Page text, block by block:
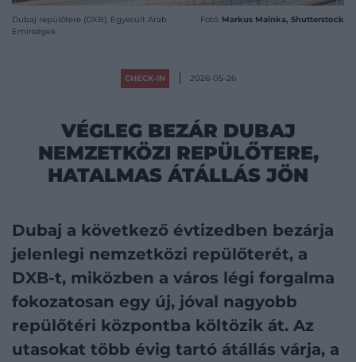
Dubaj repülőtere (DXB), Egyesült Arab
Emírségek
Fotó: Markus Mainka, Shutterstock
CHECK-IN 2026-05-26
VÉGLEG BEZÁR DUBAJ
NEMZETKÖZI REPÜLŐTERE,
HATALMAS ÁTÁLLÁS JÖN
Dubaj a következő évtizedben bezárja
jelenlegi nemzetközi repülőterét, a
DXB-t, miközben a város légi forgalma
fokozatosan egy új, jóval nagyobb
repülőtéri központba költözik át. Az
utasokat több évig tartó átállás várja, a